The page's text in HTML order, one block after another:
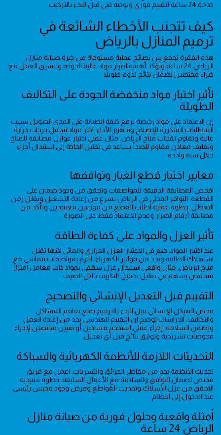
خدمة 24 ساعة لتقييم فوري وتوجيه فني قبل البدء بالتركيب.
كيف تتجنب الأخطاء الشائعة في
ترميم المنازل بالرياض
هذه الفقرة تجمع بين نصائح عملية مستوحاة من خبرة صيانة منازل
الرياض 24 ساعة وتؤكد أهمية اختيار مواد عالية الجودة وتنسيق العمل مع
خبراء مختصين لضمان نتائج تدوم طويلاً.
تأثير اختيار مواد منخفضة الجودة على التكاليف
الطويلة
إن الاعتماد على مواد رخيصة يرفع كلفة الصيانة على المدى الطويل بسبب
المتطلبات المتكررة للإصلاح وتدهور الأداء. اختر مواد تتحمل درجات حرارة
عالية وتقاوم تقلبات مناخ الرياض. مثال عملي اختيار عوازل مطابقة للمناخ
وتغليف معادن مقاوم للصدأ يساعد في تقليل الحاجة إلى استبدال أجزاء
خلال سنة واحدة.
معايير اختيار قطع الغيار وتوافقها
افحص المطابقة الدقيقة للمواصفات وتحقق من وجود ضمان على
القطعة. التوافر المحلي في الرياض يسرع من إعادة التشغيل ويقلل زمن
التعطل. خطوة عملية اطلب القطع من موزعين معتمدين وتأكد من
مطابقة أرقام الطراز وعدم الاعتماد فقط على الصورة.
تأثير العزل والمواد على كفاءة الطاقة
عند اختيار المواد، ضع في الاعتبار العزل الحراري والمائي لأنها تقلل
استهلاك الطاقة وتحد من فواتير الكهرباء. التزم بمواصفات تتماشى مع
مناخ الرياض. مثال واقعي استبدال عزل سقفي بمواد ذات معامل امتزاز
منخفض يسهم في تقليل تحميل التكييف خلال الصيف.
التقييم قبل التعديل الإنشائي والتصحيح
فحص الهيكل الإنشائي قبل البدء بالترميم يمنع تفاقم المشاكل
والتكاليف. الدراسات توضح أن التقييم الهندسي يحد من إعادة العمل
ويضمن السلامة. إجراء عملي استخدم مساحين أو فنيين مختصين لإجراء
فحوصات تشريحية وتوثيق نتائج قبل أي تعديل.
التحديثات اللازمة للأنظمة الكهربائية والسباكة
تحديث الأنظمة يحد من مخاطر الحرائق والتسربات. اعمل مع فريق
مختص لضمان التوافق والسلامة مع الأعمال السابقة. خطوة تنفيذية
التحقق من عزل الأسلاك وتحديث القواطع وفرض وجود محبس رئيسي
عند الدخول إلى النظام.
أمثلة واقعية وحلول فورية من صيانة منازل
الرياض 24 ساعة